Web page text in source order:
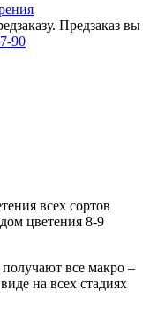
Предзаказ вы
90
всех сортов
цветения 8-9
получают все макро –
на всех стадиях